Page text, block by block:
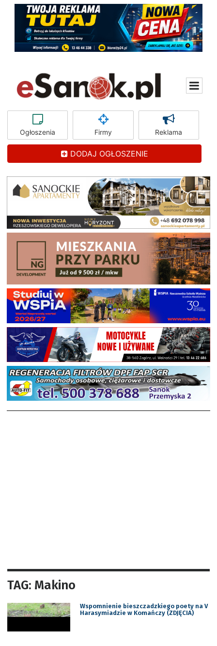
Ogłoszenia Firmy Reklama
DODAJ OGŁOSZENIE
TAG: Makino
Wspomnienie bieszczadzkiego poety na V
Harasymiadzie w Komańczy (ZDJĘCIA)